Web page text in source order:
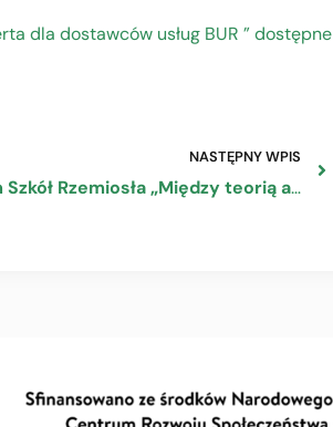
dla dostawców usług BUR ” dostępne
NASTĘPNY WPIS
VII Forum Szkół Rzemiosła „Między teorią a praktyką” w Pałacu Chodkiewiczów